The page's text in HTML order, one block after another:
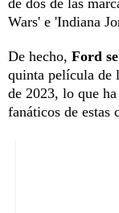
Wars' e 'Indiana
De hecho, Ford
quinta película de
de 2023, lo que
fanáticos de estas